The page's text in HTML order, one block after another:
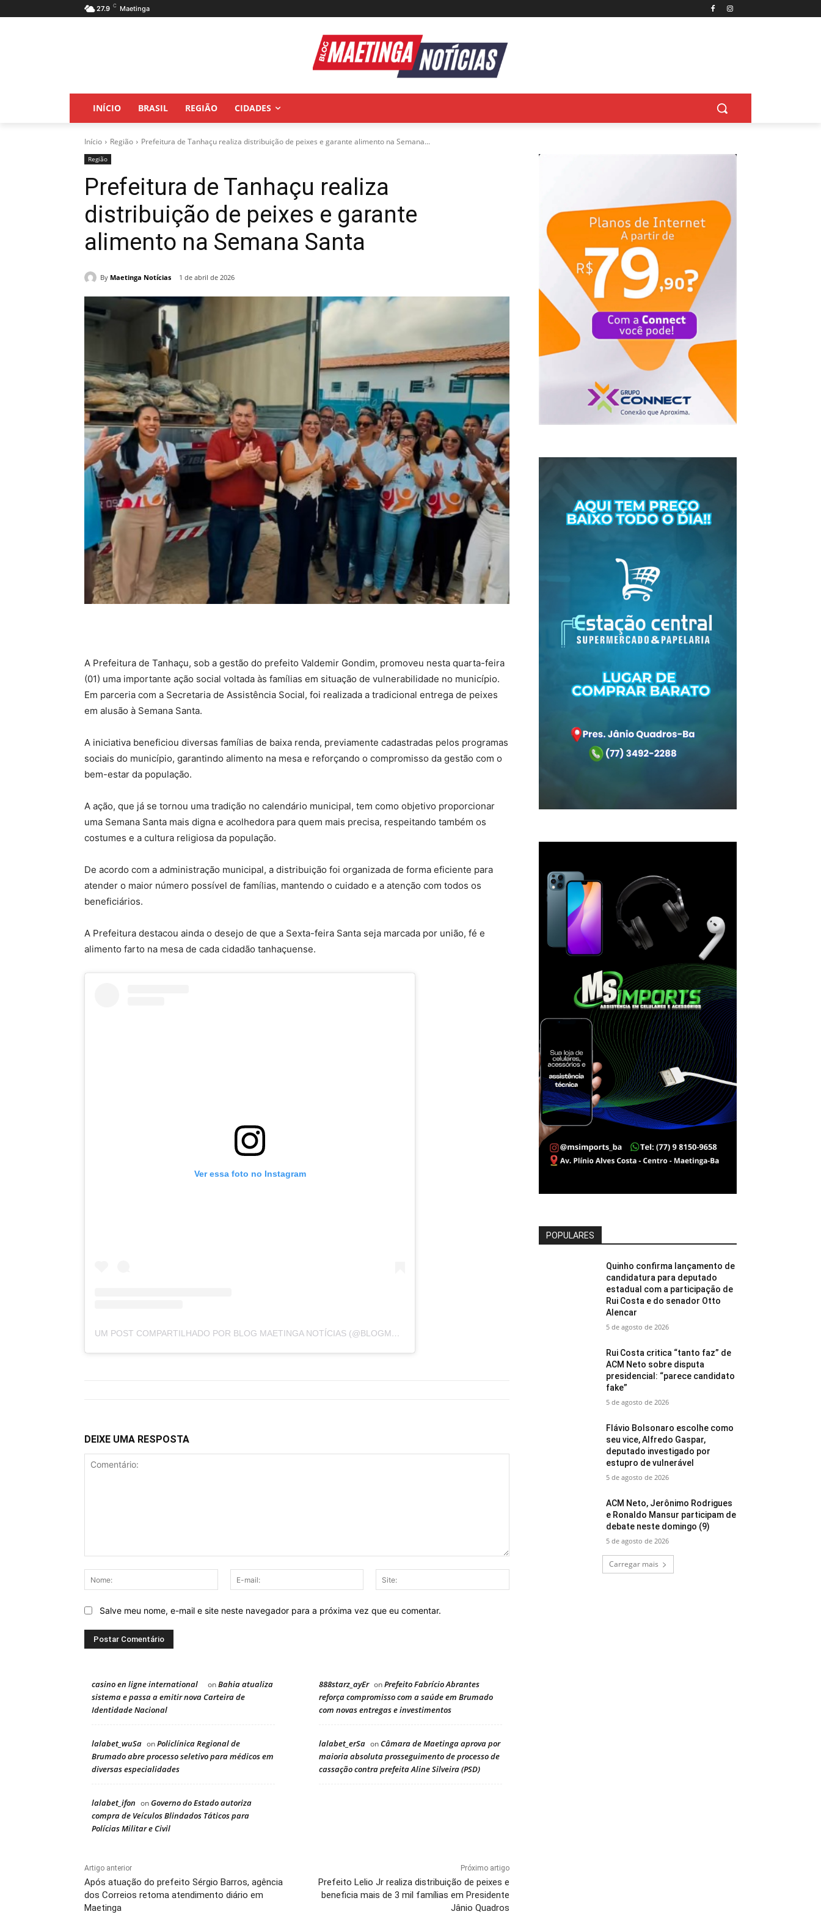
27.9 C Maetinga
INÍCIO BRASIL REGIÃO CIDADES
Início Região Prefeitura de Tanhaçu realiza distribuição de peixes e garante alimento na Semana...
Região
Prefeitura de Tanhaçu realiza
distribuição de peixes e garante
alimento na Semana Santa
By Maetinga Notícias 1 de abril de 2026
A Prefeitura de Tanhaçu, sob a gestão do prefeito Valdemir Gondim, promoveu nesta quarta-feira
(01) uma importante ação social voltada às famílias em situação de vulnerabilidade no município.
Em parceria com a Secretaria de Assistência Social, foi realizada a tradicional entrega de peixes
em alusão à Semana Santa.
A iniciativa beneficiou diversas famílias de baixa renda, previamente cadastradas pelos programas
sociais do município, garantindo alimento na mesa e reforçando o compromisso da gestão com o
bem-estar da população.
A ação, que já se tornou uma tradição no calendário municipal, tem como objetivo proporcionar
uma Semana Santa mais digna e acolhedora para quem mais precisa, respeitando também os
costumes e a cultura religiosa da população.
De acordo com a administração municipal, a distribuição foi organizada de forma eficiente para
atender o maior número possível de famílias, mantendo o cuidado e a atenção com todos os
beneficiários.
A Prefeitura destacou ainda o desejo de que a Sexta-feira Santa seja marcada por união, fé e
alimento farto na mesa de cada cidadão tanhaçuense.
Ver essa foto no Instagram
UM POST COMPARTILHADO POR BLOG MAETINGA NOTÍCIAS (@BLOGMAETINGANOTICIAS)
DEIXE UMA RESPOSTA
Nome:
mail:
Salve meu nome, e-mail e site neste navegador para a próxima vez que eu comentar.
casino en ligne international onBahia atualiza
sistema e passa a emitir nova Carteira de
Identidade Nacional
888starz_ayEr onPrefeito Fabrício Abrantes
reforça compromisso com a saúde em Brumado
com novas entregas e investimentos
lalabet_wuSa onPoliclínica Regional de
Brumado abre processo seletivo para médicos em
diversas especialidades
lalabet_erSa onCâmara de Maetinga aprova por
maioria absoluta prosseguimento de processo de
cassação contra prefeita Aline Silveira (PSD)
lalabet_ifon onGoverno do Estado autoriza
compra de Veículos Blindados Táticos para
Polícias Militar e Civil
Artigo anterior
Após atuação do prefeito Sérgio Barros, agência
dos Correios retoma atendimento diário em
Maetinga
Próximo artigo
Prefeito Lelio Jr realiza distribuição de peixes e
beneficia mais de 3 mil famílias em Presidente
Jânio Quadros
POPULARES
Quinho confirma lançamento de
candidatura para deputado
estadual com a participação de
Rui Costa e do senador Otto
Alencar
5 de agosto de 2026
Rui Costa critica “tanto faz” de
ACM Neto sobre disputa
presidencial: “parece candidato
fake”
5 de agosto de 2026
Flávio Bolsonaro escolhe como
seu vice, Alfredo Gaspar,
deputado investigado por
estupro de vulnerável
5 de agosto de 2026
ACM Neto, Jerônimo Rodrigues
e Ronaldo Mansur participam de
debate neste domingo (9)
5 de agosto de 2026
Carregar mais